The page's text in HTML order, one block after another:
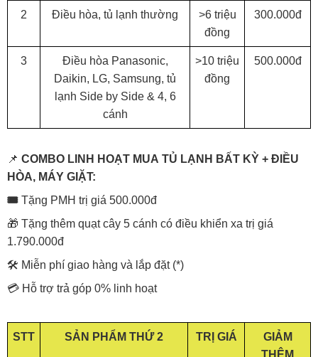
2 Điều hòa, tủ lạnh thường
>6 triệu
đồng
300.000đ
3
Điều hòa Panasonic,
Daikin, LG, Samsung, tủ
lạnh Side by Side & 4, 6
cánh
>10 triệu
đồng
500.000đ
📌 COMBO LINH HOẠT MUA TỦ LẠNH BẤT KỲ + ĐIỀU
HÒA, MÁY GIẶT:
🎟️ Tặng PMH trị giá 500.000đ
🎁 Tặng thêm quạt cây 5 cánh có điều khiển xa trị giá
1.790.000đ
🛠️ Miễn phí giao hàng và lắp đặt (*)
💳 Hỗ trợ trả góp 0% linh hoạt
STT SẢN PHẨM THỨ 2 TRỊ GIÁ
GIẢM